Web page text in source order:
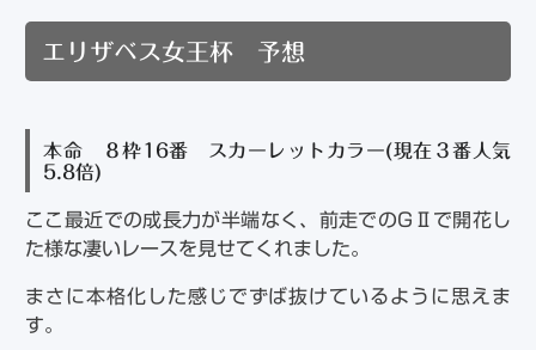
エリザベス女王杯 予想
本命 ８枠16番 スカーレットカラー(現在３番人気
5.8倍)
ここ最近での成長力が半端なく、前走でのGⅡで開花し
た様な凄いレースを見せてくれました。
まさに本格化した感じでずば抜けているように思えま
す。